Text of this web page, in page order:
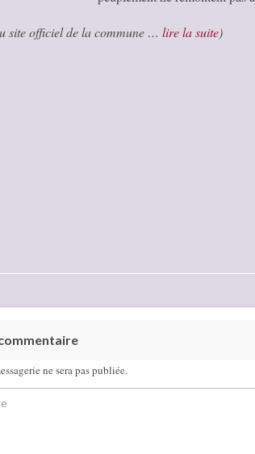
site officiel de la commune … lire la suite)
ne sera pas publiée.